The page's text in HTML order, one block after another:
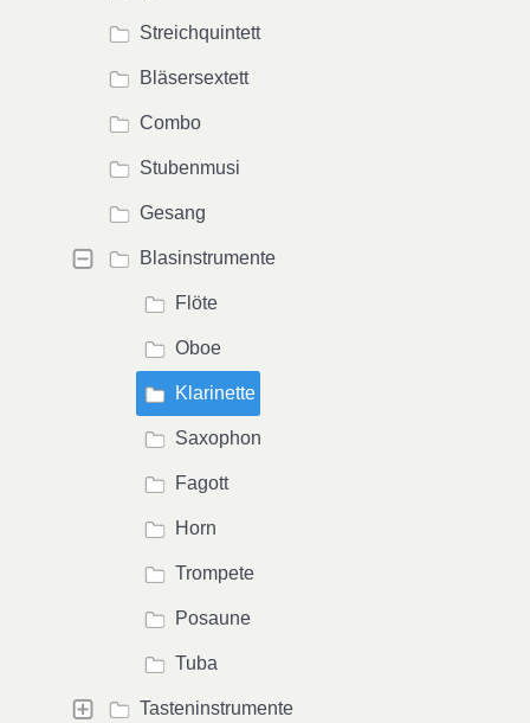
Streichquintett
Bläsersextett
Combo
Stubenmusi
Gesang
Blasinstrumente
Flöte
Oboe
Klarinette
Saxophon
Fagott
Horn
Trompete
Posaune
Tuba
Tasteninstrumente